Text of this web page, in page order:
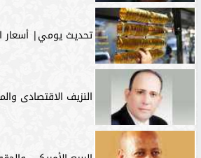
تحديث يومي| أسعار
النزيف الاقتصادى